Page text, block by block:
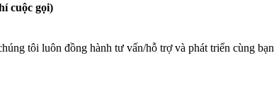
cuộc gọi)
tôi luôn đồng hành tư vấn/hỗ trợ và phát triển cùng bạn